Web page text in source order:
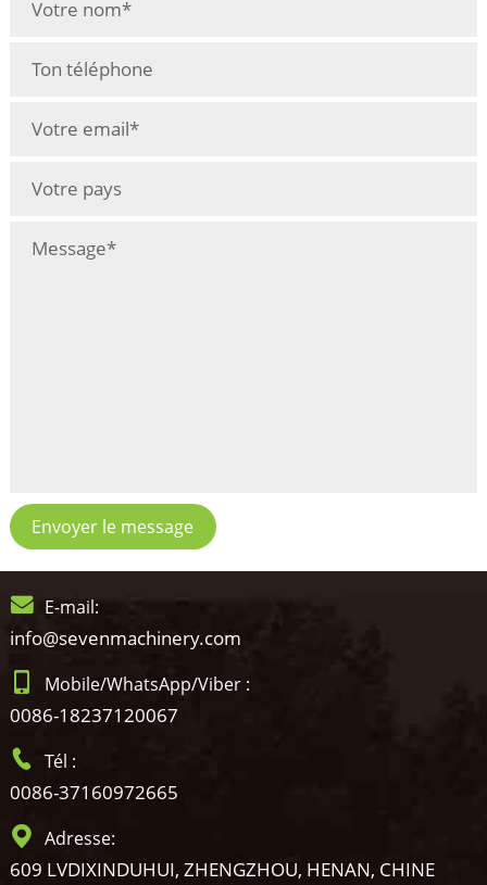
Envoyer le message
E-mail:
info@sevenmachinery.com
Mobile/WhatsApp/Viber :
0086-18237120067
Tél :
0086-37160972665
Adresse:
609 LVDIXINDUHUI, ZHENGZHOU, HENAN, CHINE